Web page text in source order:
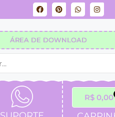
ÁREA DE DOWNLOAD
R$0,00